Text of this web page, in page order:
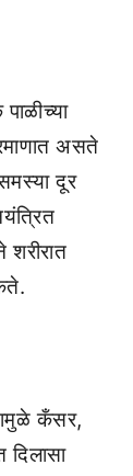
असते
दूर
शरीरात
कँसर,